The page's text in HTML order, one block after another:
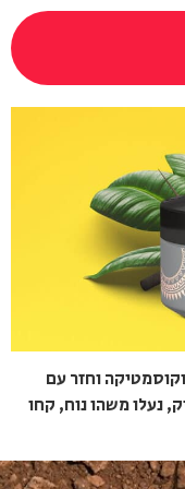
וחזר עם
נעלו משהו נוח, קחו